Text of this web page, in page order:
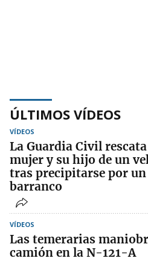
ÚLTIMOS VÍDEOS
VÍDEOS
La Guardia Civil
mujer y su hijo de un
tras precipitarse por un
barranco
VÍDEOS
Las temerarias
camión en la N-121-A